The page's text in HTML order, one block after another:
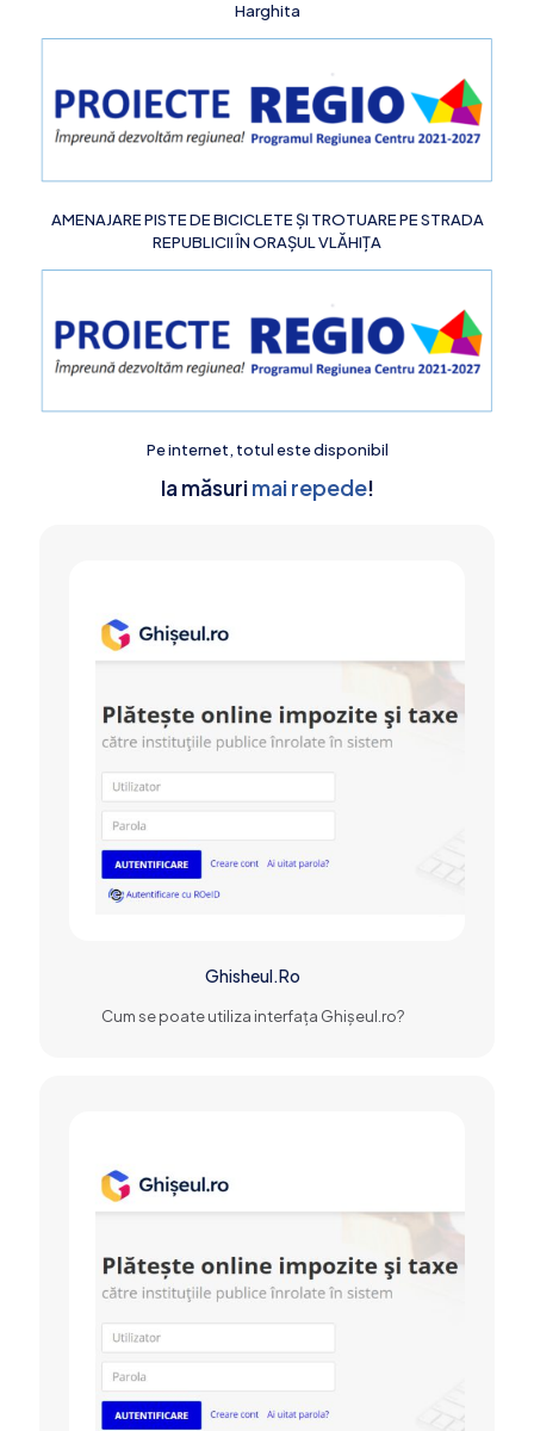
Harghita
AMENAJARE PISTE DE BICICLETE ȘI TROTUARE PE STRADA
REPUBLICII ÎN ORAȘUL VLĂHIȚA
Pe internet, totul este disponibil
Ia măsurimai repede!
Ghisheul.Ro
Cum se poate utiliza interfața Ghişeul.ro?